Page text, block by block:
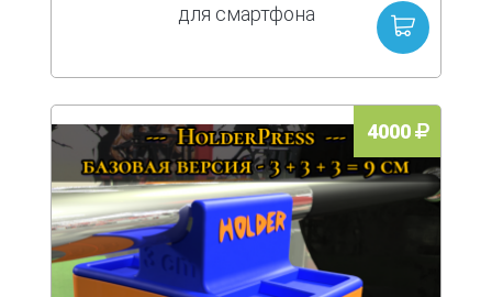
для смартфона
4000